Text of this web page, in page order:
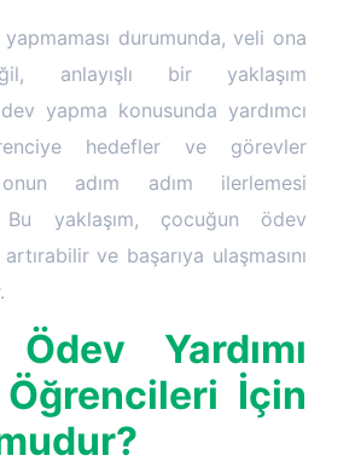
durumunda, veli ona
anlayışlı bir yaklaşım
yapma konusunda yardımcı
hedefler ve görevler
adım adım ilerlemesi
Bu yaklaşım, çocuğun ödev
ve başarıya ulaşmasını
Yardımı
İçin